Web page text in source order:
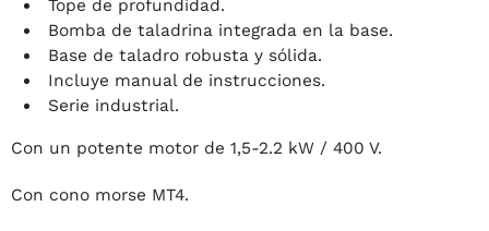
Tope de profundidad.
Bomba de taladrina integrada en la base.
Base de taladro robusta y sólida.
Incluye manual de instrucciones.
Serie industrial.
Con un potente motor de 1,5-2.2 kW / 400 V.
Con cono morse MT4.